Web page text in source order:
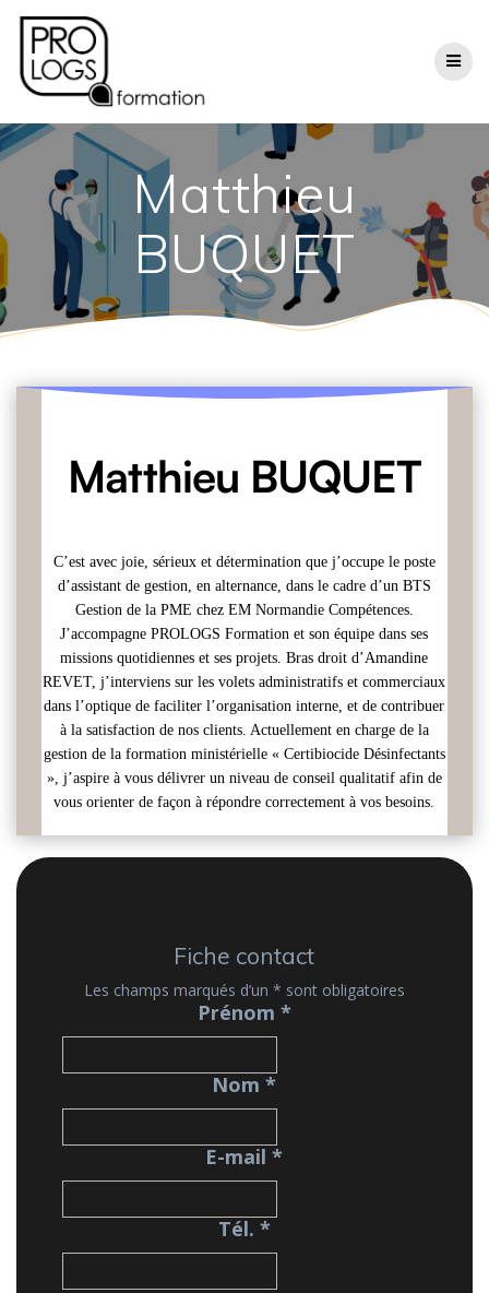
Matthieu
BUQUET
Matthieu BUQUET
C’est avec joie, sérieux et détermination que j’occupe le poste
d’assistant de gestion, en alternance, dans le cadre d’un BTS
Gestion de la PME chez EM Normandie Compétences.
J’accompagne PROLOGS Formation et son équipe dans ses
missions quotidiennes et ses projets. Bras droit d’Amandine
REVET, j’interviens sur les volets administratifs et commerciaux
dans l’optique de faciliter l’organisation interne, et de contribuer
à la satisfaction de nos clients. Actuellement en charge de la
gestion de la formation ministérielle « Certibiocide Désinfectants
», j’aspire à vous délivrer un niveau de conseil qualitatif afin de
vous orienter de façon à répondre correctement à vos besoins.
Fiche contact
Les champs marqués d’un * sont obligatoires
Prénom *
Nom*
E-mail*
Tél. *